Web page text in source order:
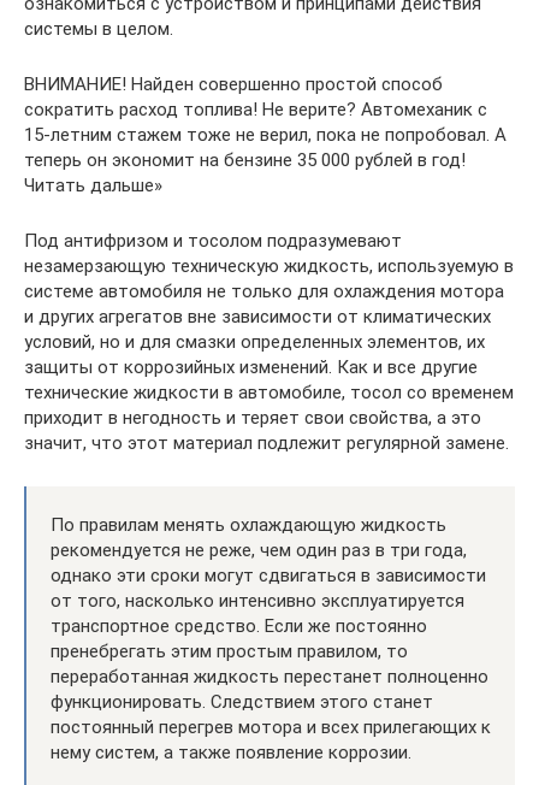
системы в целом.
ВНИМАНИЕ! Найден совершенно простой способ
сократить расход топлива! Не верите? Автомеханик с
15-летним стажем тоже не верил, пока не попробовал. А
теперь он экономит на бензине 35 000 рублей в год!
Читать дальше»
Под антифризом и тосолом подразумевают
незамерзающую техническую жидкость, используемую в
системе автомобиля не только для охлаждения мотора
и других агрегатов вне зависимости от климатических
условий, но и для смазки определенных элементов, их
защиты от коррозийных изменений. Как и все другие
технические жидкости в автомобиле, тосол со временем
приходит в негодность и теряет свои свойства, а это
значит, что этот материал подлежит регулярной замене.
По правилам менять охлаждающую жидкость
рекомендуется не реже, чем один раз в три года,
однако эти сроки могут сдвигаться в зависимости
от того, насколько интенсивно эксплуатируется
транспортное средство. Если же постоянно
пренебрегать этим простым правилом, то
переработанная жидкость перестанет полноценно
функционировать. Следствием этого станет
постоянный перегрев мотора и всех прилегающих к
нему систем, а также появление коррозии.